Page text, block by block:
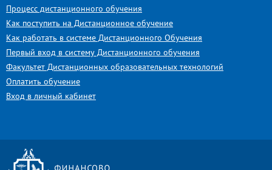
Процесс дистанционного обучения
Как поступить на Дистанционное обучение
Как работать в системе Дистанционного Обучения
Первый вход в систему Дистанционного обучения
Факультет Дистанционных образовательных технологий
Оплатить обучение
Вход в личный кабинет